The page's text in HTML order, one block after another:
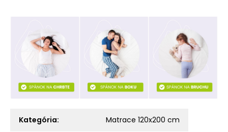
Kategória: Matrace 120x200 cm